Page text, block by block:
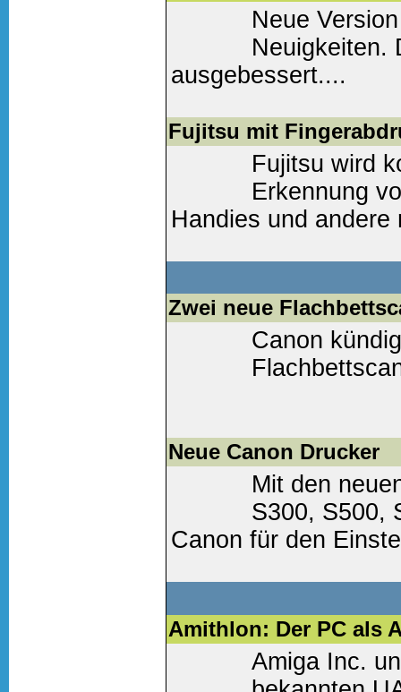
Neue
Neuigkeiten.
ausgebessert....
Weiter lesen(0
Fujitsu mit
Fujitsu wird
Erkennung
Handies und
Zwei neue
Canon
Neue Canon Drucker
Mit den
S300, S500,
Canon für den
Weiter lesen(0
Amithlon: Der PC als
Amiga Inc.